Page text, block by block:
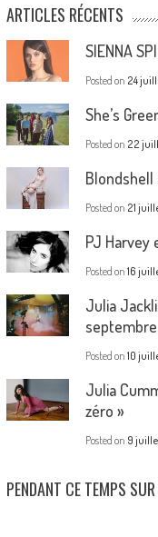
ARTICLES RÉCENTS
SIENNA
Posted on 24
She’s
Posted on 22
Posted on 21
PJ Harvey
Posted on 16
Julia
septembre
Posted on 10
Julia
zéro »
Posted on 9
PENDANT CE TEMPS